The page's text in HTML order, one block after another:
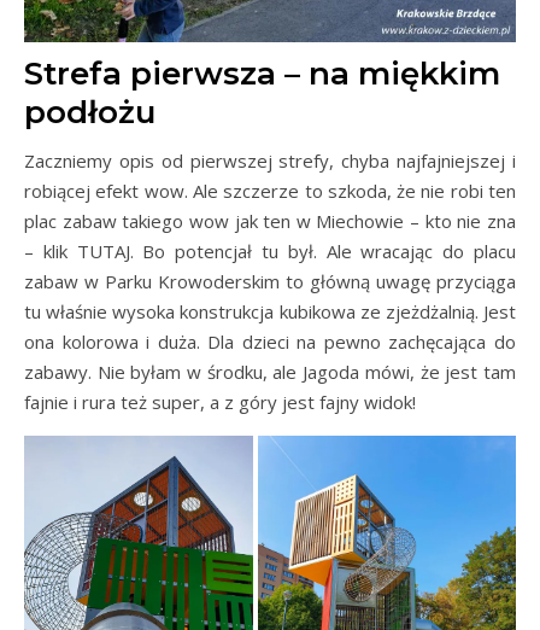
Strefa pierwsza – na miękkim
podłożu
Zaczniemy opis od pierwszej strefy, chyba najfajniejszej i
robiącej efekt wow. Ale szczerze to szkoda, że nie robi ten
plac zabaw takiego wow jak ten w Miechowie – kto nie zna
– klik TUTAJ. Bo potencjał tu był. Ale wracając do placu
zabaw w Parku Krowoderskim to główną uwagę przyciąga
tu właśnie wysoka konstrukcja kubikowa ze zjeżdżalnią. Jest
ona kolorowa i duża. Dla dzieci na pewno zachęcająca do
zabawy. Nie byłam w środku, ale Jagoda mówi, że jest tam
fajnie i rura też super, a z góry jest fajny widok!